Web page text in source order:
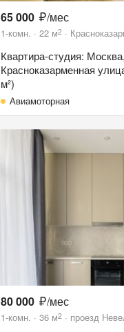
65 000 /мес
1-комн. 22 м2
Квартира-студия: Москва,
Красноказарменная
м²)
Авиамоторная
80 000 /мес
1-комн. 36 м2 проезд